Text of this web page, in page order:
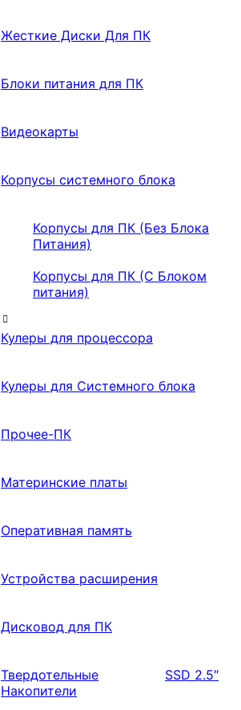
Жесткие Диски Для ПК
Блоки питания для ПК
Видеокарты
Корпусы системного блока
Корпусы для ПК (Без Блока
Питания)
Корпусы для ПК (С Блоком
питания)
Кулеры для процессора
Кулеры для Системного блока
Прочее-ПК
Материнские платы
Оперативная память
Устройства расширения
Дисковод для ПК
Твердотельные
Накопители
SSD 2.5″